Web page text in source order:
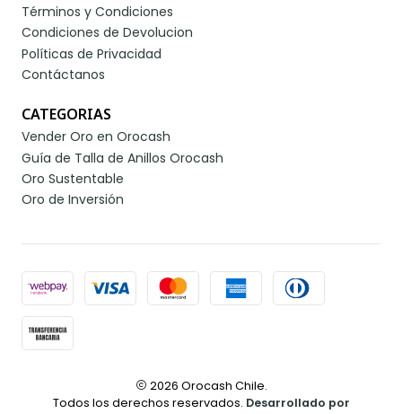
Términos y Condiciones
Condiciones de Devolucion
Políticas de Privacidad
Contáctanos
CATEGORIAS
Vender Oro en Orocash
Guía de Talla de Anillos Orocash
Oro Sustentable
Oro de Inversión
2026 Orocash Chile.
Todos los derechos reservados. Desarrollado por